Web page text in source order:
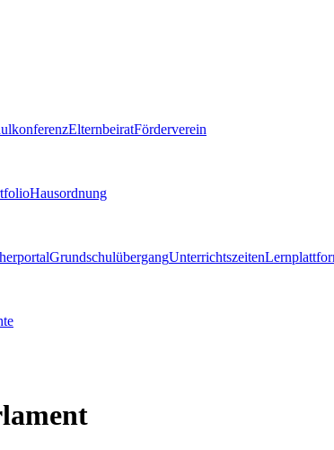
ElternbeiratFörderverein
Hausordnung
GrundschulübergangUnterrichtszeiten